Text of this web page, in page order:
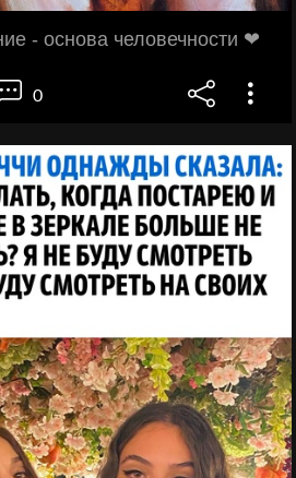
- основа человечности ❤
0